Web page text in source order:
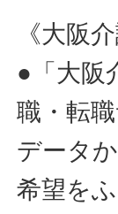
《大阪
●「大阪
職・転
データ
希望を